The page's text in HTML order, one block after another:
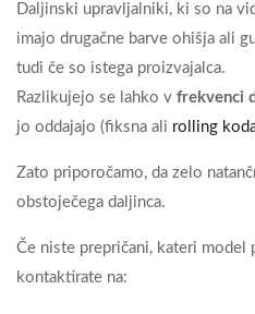
Daljinski upravljalniki, ki so na
imajo drugačne barve ohišja ali
tudi če so istega proizvajalca.
Razlikujejo se lahko v frekvenci
jo oddajajo (fiksna ali rolling
Zato priporočamo, da zelo
obstoječega daljinca.
Če niste prepričani, kateri model
kontaktirate na: